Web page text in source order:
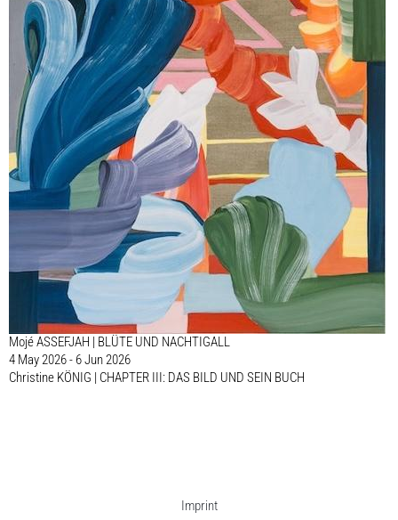
Mojé ASSEFJAH | BLÜTE UND NACHTIGALL
4 May 2026 - 6 Jun 2026
Christine KÖNIG | CHAPTER III: DAS BILD UND SEIN BUCH
Imprint